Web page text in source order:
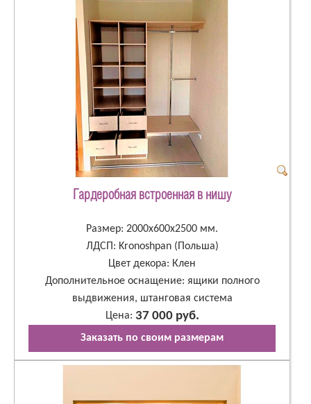
Гардеробная встроенная в нишу
Размер: 2000х600х2500 мм.
ЛДСП: Kronoshpan (Польша)
Цвет декора: Клен
Дополнительное оснащение: ящики полного
выдвижения, штанговая система
Цена: 37 000 руб.
Заказать по своим размерам